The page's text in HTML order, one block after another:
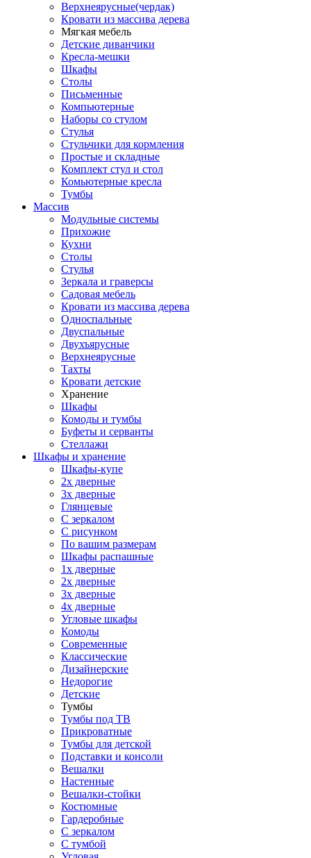
Верхнеярусные(чердак)
Кровати из массива дерева
Мягкая мебель
Детские диванчики
Кресла-мешки
Шкафы
Столы
Письменные
Компьютерные
Наборы со стулом
Стулья
Стульчики для кормления
Простые и складные
Комплект стул и стол
Комьютерные кресла
Тумбы
Массив
Модульные системы
Прихожие
Кухни
Столы
Стулья
Зеркала и граверсы
Садовая мебель
Кровати из массива дерева
Односпальные
Двуспальные
Двухъярусные
Верхнеярусные
Тахты
Кровати детские
Хранение
Шкафы
Комоды и тумбы
Буфеты и серванты
Стеллажи
Шкафы и хранение
Шкафы-купе
2х дверные
3х дверные
Глянцевые
С зеркалом
С рисунком
По вашим размерам
Шкафы распашные
1х дверные
2х дверные
3х дверные
4х дверные
Угловые шкафы
Комоды
Современные
Классические
Дизайнерские
Недорогие
Детские
Тумбы
Тумбы под ТВ
Прикроватные
Тумбы для детской
Подставки и консоли
Вешалки
Настенные
Вешалки-стойки
Костюмные
Гардеробные
С зеркалом
С тумбой